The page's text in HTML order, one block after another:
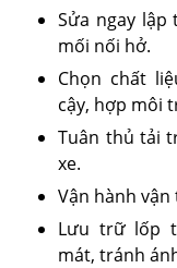
Sửa ngay
mối nối hở.
Chọn chất
cậy, hợp môi
Tuân thủ tải
xe.
Vận hành
Lưu trữ lốp
mát, tránh